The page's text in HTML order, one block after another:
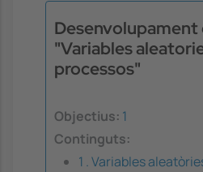
Desenvolupament
"Variables
processos"
Objectius: 1
Continguts:
1 . Variables